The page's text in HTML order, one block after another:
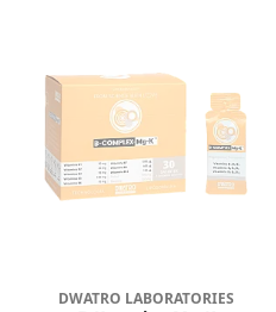
DWATRO LABORATORIES